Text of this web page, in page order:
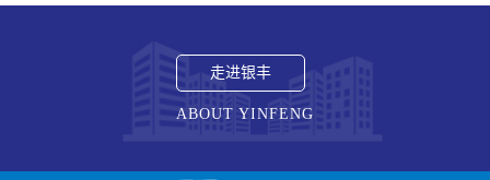
走进银丰
ABOUT YINFENG